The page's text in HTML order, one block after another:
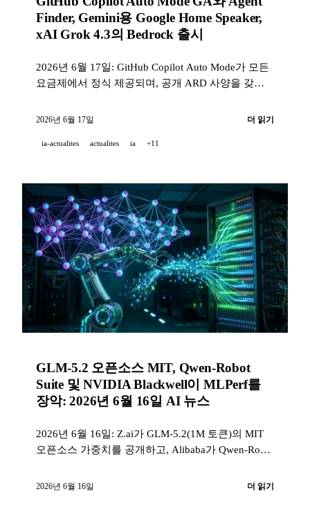
Finder, Gemini용 Google Home Speaker,
xAI Grok 4.3의 Bedrock 출시
2026년 6월 17일: GitHub Copilot Auto Mode가 모든
요금제에서 정식 제공되며, 공개 ARD 사양을 갖춘
Gemini가 99.99 USD에 공개되며, Grok 4.3이
소개된다.
2026년 6월 17일 더 읽기
ia-actualites actualites ia +11
GLM-5.2 오픈소스 MIT, Qwen-Robot
Suite 및 NVIDIA Blackwell이 MLPerf를
장악: 2026년 6월 16일 AI 뉴스
2026년 6월 16일: Z.ai가 GLM-5.2(1M 토큰)의 MIT
오픈소스 가중치를 공개하고, Alibaba가 Qwen-Robot
이 MLPerf Training 6.0 벤치마크를 모두 석권하고,
2026년 6월 16일 더 읽기